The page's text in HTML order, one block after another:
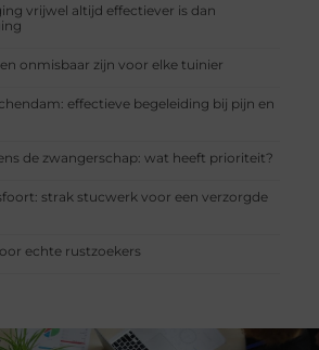
vrijwel altijd effectiever is dan
onmisbaar zijn voor elke tuinier
effectieve begeleiding bij pijn en
de zwangerschap: wat heeft prioriteit?
strak stucwerk voor een verzorgde
echte rustzoekers